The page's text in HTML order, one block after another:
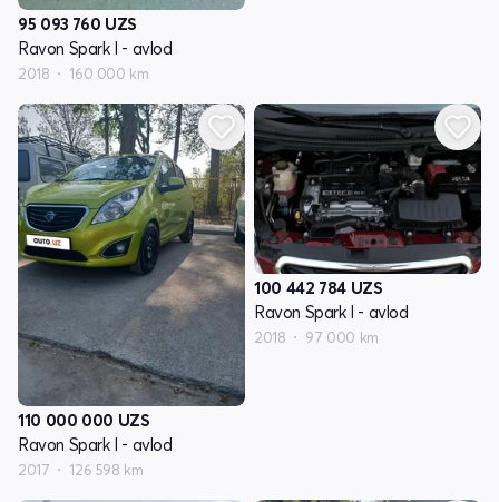
95 093 760 UZS
Ravon Spark I - avlod
2018 160 000 km
110 000 000 UZS
Ravon Spark I - avlod
2017 126 598 km
100 442 784 UZS
Ravon Spark I - avlod
2018 97 000 km